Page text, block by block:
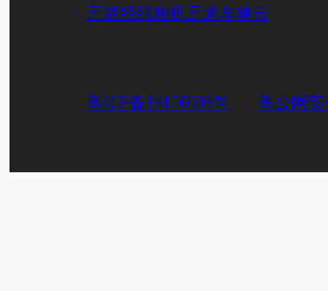
元道经纬相机元道车辆云
粤ICP备19156039号 粤公网安